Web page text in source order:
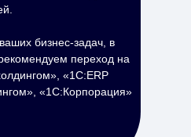
бизнес-задач, в
переход на
«1C:ERP
«1C:Корпорация»